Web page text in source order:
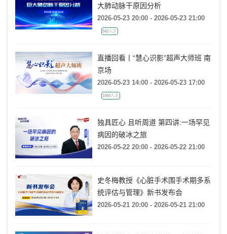
大肺动脉干原因分析
2026-05-23 20:00 - 2026-05-23 21:00
542人次
直播回看丨“慧心识影”超声大师班 南
京场
2026-05-23 14:00 - 2026-05-23 17:00
1560人次
独具匠心 且听周道 第四讲:一场罕见
病因的破冰之旅
2026-05-22 20:00 - 2026-05-22 21:00
史冬梅教授《心脏手术围手术期多系
统评估与管理》新书发布会
2026-05-21 20:00 - 2026-05-21 21:00